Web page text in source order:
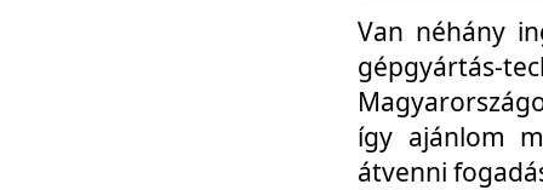
Van néhány
gépgyártás-
így ajánlom
átvenni